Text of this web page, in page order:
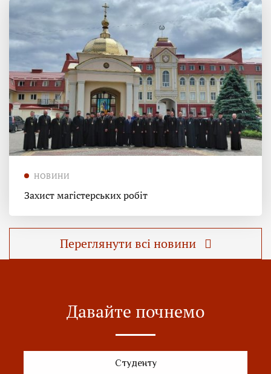
НОВИНИ
Захист магістерських робіт
Переглянути всі новини
Давайте почнемо
Студенту